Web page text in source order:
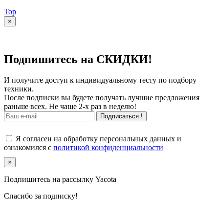
Top
×
Подпишитесь на СКИДКИ!
И получите доступ к индивидуальному тесту по подбору
техники.
После подписки вы будете получать лучшие предложения
раньше всех. Не чаще 2-х раз в неделю!
Подписаться !
Я согласен на обработку персональных данных и
ознакомился с политикой конфиденциальности
×
Подпишитесь на рассылку Yacota
Спасибо за подписку!